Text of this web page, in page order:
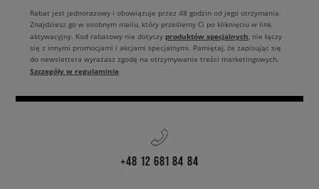
Rabat jest jednorazowy i obowiązuje przez 48 godzin od jego otrzymania.
Znajdziesz go w osobnym mailu, który prześlemy Ci po kliknięciu w link
aktywacyjny. Kod rabatowy nie dotyczy produktów specjalnych, nie łączy
się z innymi promocjami i akcjami specjalnymi. Pamiętaj, że zapisując się
do newslettera wyrażasz zgodę na otrzymywanie treści marketingowych.
Szczegóły w regulaminie.
+48 12 681 84 84